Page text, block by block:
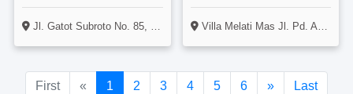
Jl. Gatot Subroto No. 85, Mangunharjo, Probolinggo Villa Melati Mas Jl. Pd. Anyelir SR17 No.6, RT 2 RW 1, Serpong Utara, Tangerang Selatan
First « 1 2 3 4 5 6 » Last